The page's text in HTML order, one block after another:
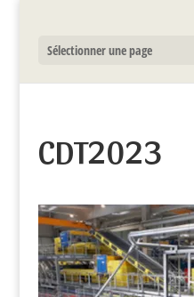
Sélectionner une page
CDT2023